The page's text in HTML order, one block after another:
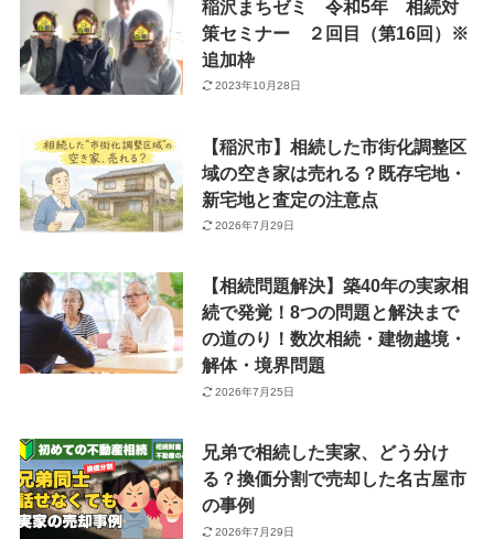
稲沢まちゼミ 令和5年 相続対
策セミナー ２回目（第16回）※
追加枠
2023年10月28日
【稲沢市】相続した市街化調整区
域の空き家は売れる？既存宅地・
新宅地と査定の注意点
2026年7月29日
【相続問題解決】築40年の実家相
続で発覚！8つの問題と解決まで
の道のり！数次相続・建物越境・
解体・境界問題
2026年7月25日
兄弟で相続した実家、どう分け
る？換価分割で売却した名古屋市
の事例
2026年7月29日